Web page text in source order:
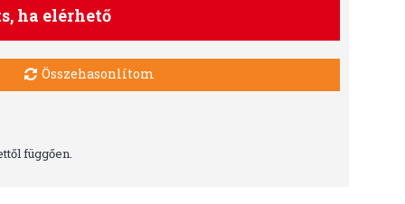
ha elérhető
Összehasonlítom
függően.